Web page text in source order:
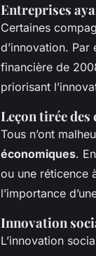
Entreprises
Certaines
d’innovation.
financière de
priorisant
Leçon tirée des
Tous n’ont
économiques.
ou une réticence
l’importance
Innovation
L’innovation